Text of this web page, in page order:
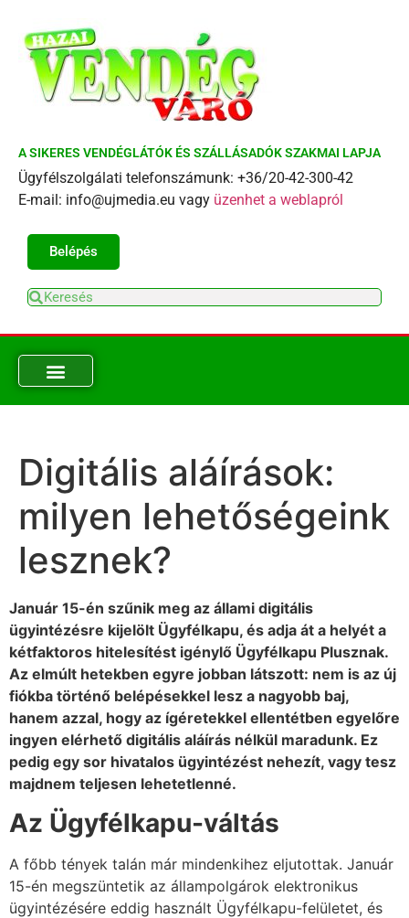
A SIKERES VENDÉGLÁTÓK ÉS SZÁLLÁSADÓK SZAKMAI LAPJA
Ügyfélszolgálati telefonszámunk: +36/20-42-300-42
E-mail: info@ujmedia.eu vagy üzenhet a weblapról
Belépés
Digitális aláírások:
milyen lehetőségeink
lesznek?
Január 15-én szűnik meg az állami digitális
ügyintézésre kijelölt Ügyfélkapu, és adja át a helyét a
kétfaktoros hitelesítést igénylő Ügyfélkapu Plusznak.
Az elmúlt hetekben egyre jobban látszott: nem is az új
fiókba történő belépésekkel lesz a nagyobb baj,
hanem azzal, hogy az ígéretekkel ellentétben egyelőre
ingyen elérhető digitális aláírás nélkül maradunk. Ez
pedig egy sor hivatalos ügyintézést nehezít, vagy tesz
majdnem teljesen lehetetlenné.
Az Ügyfélkapu-váltás
A főbb tények talán már mindenkihez eljutottak. Január
15-én megszüntetik az állampolgárok elektronikus
ügyintézésére eddig használt Ügyfélkapu-felületet, és